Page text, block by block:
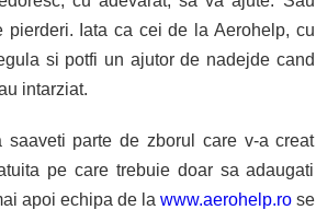
Iata ca cei de la Aerohelp, cu
si potfi un ajutor de nadejde cand
intarziat.
parte de zborul care v-a creat
pe care trebuie doar sa adaugati
apoi echipa de la www.aerohelp.rose